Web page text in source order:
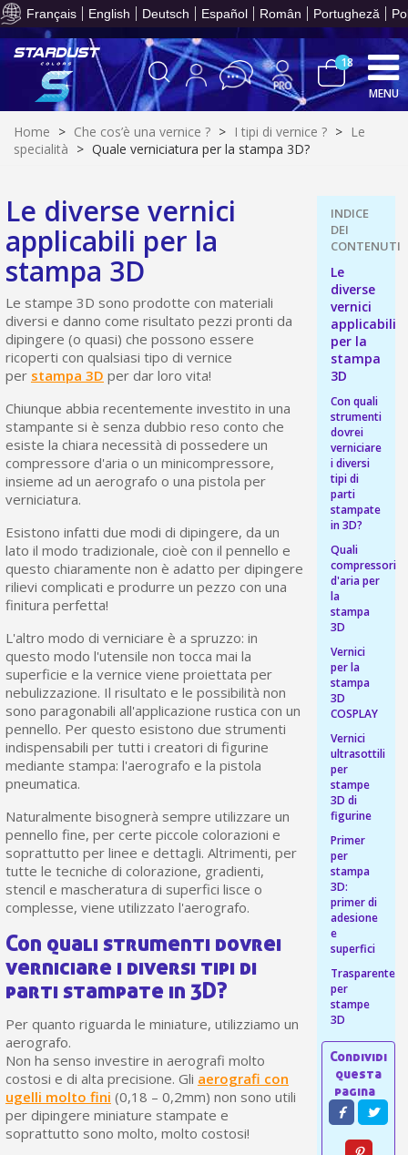
Français English Deutsch Español Român Portugheză
un
le
e
dei
un
e
18
MENU
Home > Che cos’è una vernice ? > I tipi di vernice ? > Le
specialità > Quale verniciatura per la stampa 3D?
Le diverse vernici
applicabili per la
stampa 3D
Le stampe 3D sono prodotte con materiali
diversi e danno come risultato pezzi pronti da
dipingere (o quasi) che possono essere
ricoperti con qualsiasi tipo di vernice
per stampa 3D per dar loro vita!
Chiunque abbia recentemente investito in una
stampante si è senza dubbio reso conto che
esiste la chiara necessità di possedere un
compressore d'aria o un minicompressore,
insieme ad un aerografo o una pistola per
verniciatura.
Esistono infatti due modi di dipingere, da un
lato il modo tradizionale, cioè con il pennello e
questo chiaramente non è adatto per dipingere
rilievi complicati e produrre un pezzo con una
finitura perfetta!
L'altro modo di verniciare è a spruzzo: in
questo modo l'utensile non tocca mai la
superficie e la vernice viene proiettata per
nebulizzazione. Il risultato e le possibilità non
sono paragonabili all'applicazione rustica con un
pennello. Per questo esistono due strumenti
indispensabili per tutti i creatori di figurine
mediante stampa: l'aerografo e la pistola
pneumatica.
Naturalmente bisognerà sempre utilizzare un
pennello fine, per certe piccole colorazioni e
soprattutto per linee e dettagli. Altrimenti, per
tutte le tecniche di colorazione, gradienti,
stencil e mascheratura di superfici lisce o
complesse, viene utilizzato l'aerografo.
Con quali strumenti dovrei
verniciare i diversi tipi di
parti stampate in 3D?
Per quanto riguarda le miniature, utilizziamo un
aerografo.
Non ha senso investire in aerografi molto
costosi e di alta precisione. Gli aerografi con
ugelli molto fini (0,18 – 0,2mm) non sono utili
per dipingere miniature stampate e
soprattutto sono molto, molto costosi!
Le
diverse
vernici
applicabili
per la
stampa
3D
Con quali
strumenti
dovrei
verniciare
i diversi
tipi di
parti
stampate
in 3D?
Quali
compressori
d'aria per
la
stampa
3D
Vernici
per la
stampa
3D
COSPLAY
Vernici
ultrasottili
per
stampe
3D di
figurine
Primer
per
stampa
3D:
primer di
adesione
e
superfici
Trasparente
per
stampe
3D